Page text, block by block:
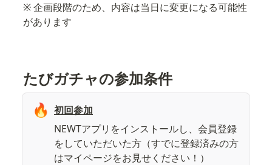
※ 企画段階のため、内容は当日に変更になる可能性
があります
たびガチャの参加条件
🔥 初回参加
NEWTアプリをインストールし、会員登録
をしていただいた方（すでに登録済みの方
はマイページをお見せください！）